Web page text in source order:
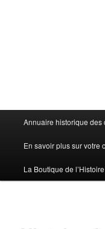
Menu
principal
Annuaire historique des
En savoir plus sur votre
La Boutique de l’Histoire